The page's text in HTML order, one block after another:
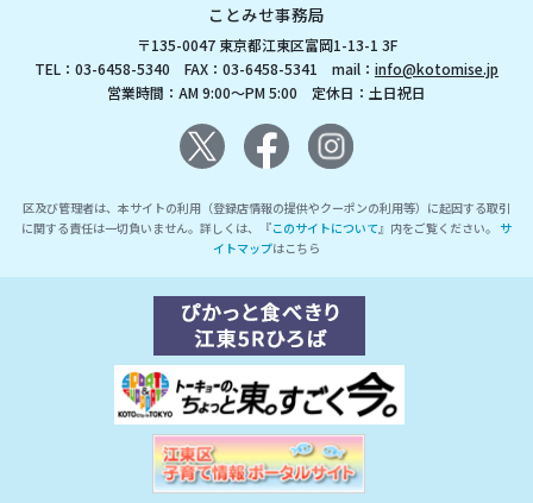
ことみせ事務局
〒135-0047 東京都江東区富岡1-13-1 3F
TEL：03-6458-5340 FAX：03-6458-5341 mail： info@kotomise.jp
営業時間：AM 9:00～PM 5:00 定休日：土日祝日
区及び管理者は、本サイトの利用（登録店情報の提供やクーポンの利用等）に起因する取引
に関する責任は一切負いません。詳しくは、『このサイトについて』内をご覧ください。 サ
イトマップはこちら